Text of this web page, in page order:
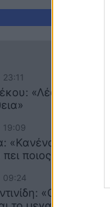
23:11
«Λέω τη
19:09
«Κανένας δεν
ποιος είσαι»
09:24
«Οι